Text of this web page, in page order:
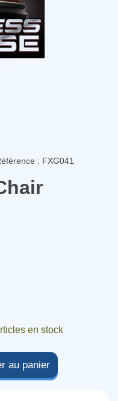
: FXG041
en stock
au panier